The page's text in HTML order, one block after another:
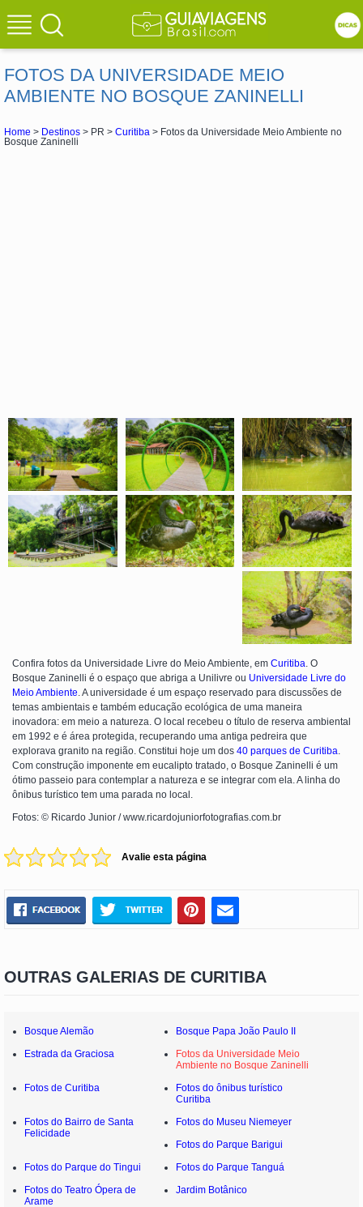
FOTOS DA UNIVERSIDADE MEIO
AMBIENTE NO BOSQUE ZANINELLI
Home > Destinos > PR > Curitiba > Fotos da Universidade Meio Ambiente no
Bosque Zaninelli
Confira fotos da Universidade Livre do Meio Ambiente, em Curitiba. O
Bosque Zaninelli é o espaço que abriga a Unilivre ou Universidade Livre do
Meio Ambiente. A universidade é um espaço reservado para discussões de
temas ambientais e também educação ecológica de uma maneira
inovadora: em meio a natureza. O local recebeu o título de reserva ambiental
em 1992 e é área protegida, recuperando uma antiga pedreira que
explorava granito na região. Constitui hoje um dos 40 parques de Curitiba.
Com construção imponente em eucalipto tratado, o Bosque Zaninelli é um
ótimo passeio para contemplar a natureza e se integrar com ela. A linha do
ônibus turístico tem uma parada no local.
Fotos: © Ricardo Junior / www.ricardojuniorfotografias.com.br
Avalie esta página
OUTRAS GALERIAS DE CURITIBA
Bosque Alemão
Bosque Papa João Paulo II
Estrada da Graciosa
Fotos da Universidade Meio
Ambiente no Bosque Zaninelli
Fotos de Curitiba
Fotos do ônibus turístico
Curitiba
Fotos do Bairro de Santa
Felicidade
Fotos do Museu Niemeyer
Fotos do Parque Barigui
Fotos do Parque do Tingui
Fotos do Parque Tanguá
Fotos do Teatro Ópera de
Arame
Jardim Botânico